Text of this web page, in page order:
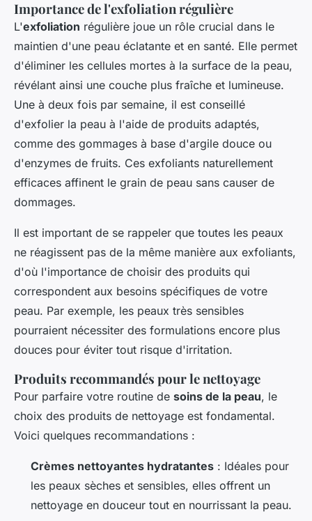
Importance de l'exfoliation régulière
L'exfoliation régulière joue un rôle crucial dans le
maintien d'une peau éclatante et en santé. Elle permet
d'éliminer les cellules mortes à la surface de la peau,
révélant ainsi une couche plus fraîche et lumineuse.
Une à deux fois par semaine, il est conseillé
d'exfolier la peau à l'aide de produits adaptés,
comme des gommages à base d'argile douce ou
d'enzymes de fruits. Ces exfoliants naturellement
efficaces affinent le grain de peau sans causer de
dommages.
Il est important de se rappeler que toutes les peaux
ne réagissent pas de la même manière aux exfoliants,
d'où l'importance de choisir des produits qui
correspondent aux besoins spécifiques de votre
peau. Par exemple, les peaux très sensibles
pourraient nécessiter des formulations encore plus
douces pour éviter tout risque d'irritation.
Produits recommandés pour le nettoyage
Pour parfaire votre routine de soins de la peau, le
choix des produits de nettoyage est fondamental.
Voici quelques recommandations :
Crèmes nettoyantes hydratantes : Idéales pour
les peaux sèches et sensibles, elles offrent un
nettoyage en douceur tout en nourrissant la peau.